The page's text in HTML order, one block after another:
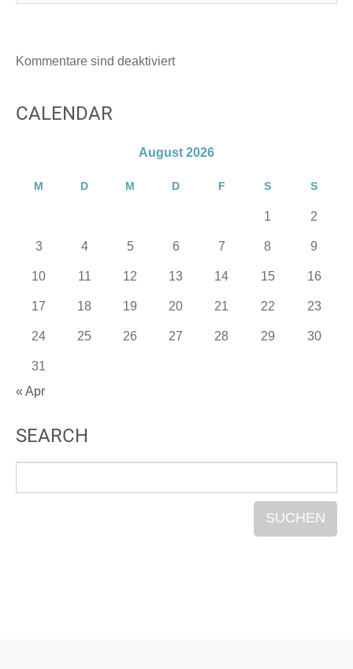
Kommentare sind deaktiviert
CALENDAR
August 2026
M D M D F S S
1 2
3 4 5 6 7 8 9
10 11 12 13 14 15 16
17 18 19 20 21 22 23
24 25 26 27 28 29 30
31
« Apr
SEARCH